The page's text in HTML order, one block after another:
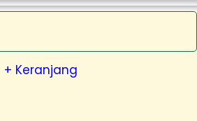
+ Keranjang